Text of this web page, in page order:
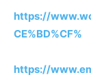
https://
CE%BD%CF%
https://